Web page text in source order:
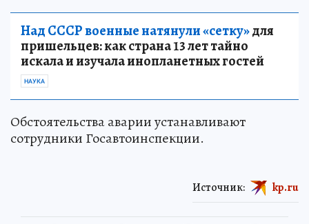
Над СССР военные натянули «сетку»для
пришельцев: как страна 13 лет тайно
искала и изучала инопланетных гостей
НАУКА
Обстоятельства аварии устанавливают
сотрудники Госавтоинспекции.
Источник: kp.ru